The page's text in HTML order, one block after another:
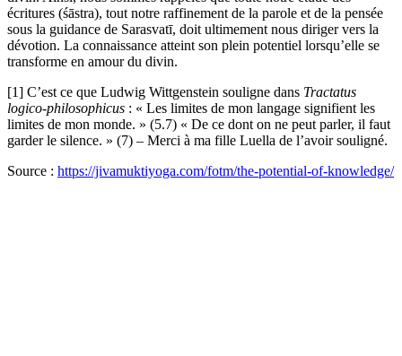
écritures (śāstra), tout notre raffinement de la parole et de la pensée
sous la guidance de Sarasvatī, doit ultimement nous diriger vers la
dévotion. La connaissance atteint son plein potentiel lorsqu’elle se
transforme en amour du divin.
[1] C’est ce que Ludwig Wittgenstein souligne dans Tractatus
logico-philosophicus : « Les limites de mon langage signifient les
limites de mon monde. » (5.7) « De ce dont on ne peut parler, il faut
garder le silence. » (7) – Merci à ma fille Luella de l’avoir souligné.
Source : https://jivamuktiyoga.com/fotm/the-potential-of-knowledge/